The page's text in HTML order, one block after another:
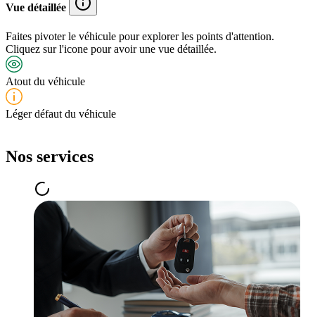
Vue détaillée
Faites pivoter le véhicule pour explorer les points d'attention.
Cliquez sur l'icone pour avoir une vue détaillée.
Atout du véhicule
Léger défaut du véhicule
Nos services